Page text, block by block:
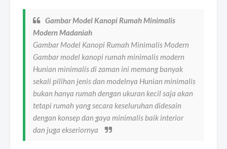
Gambar Model Kanopi Rumah Minimalis
Modern Madaniah
Gambar Model Kanopi Rumah Minimalis Modern
Gambar model kanopi rumah minimalis modern
Hunian minimalis di zaman ini memang banyak
sekali pilihan jenis dan modelnya Hunian minimalis
bukan hanya rumah dengan ukuran kecil saja akan
tetapi rumah yang secara keseluruhan didesain
dengan konsep dan gaya minimalis baik interior
dan juga ekseriornya